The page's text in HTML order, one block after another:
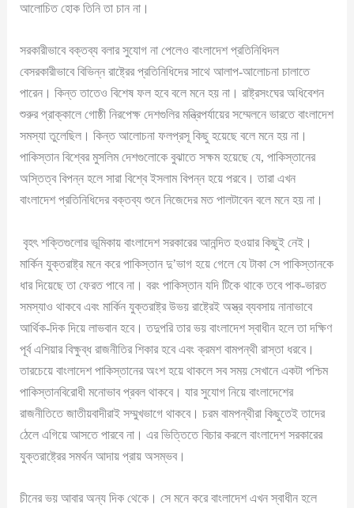
আলোচিত হোক তিনি তা চান না।
সরকারীভাবে বক্তব্য বলার সুযোগ না পেলেও বাংলাদেশ প্রতিনিধিদল
বেসরকারীভাবে বিভিন্ন রাষ্ট্রের প্রতিনিধিদের সাথে আলাপ-আলোচনা চালাতে
পারেন। কিন্ত তাতেও বিশেষ ফল হবে বলে মনে হয় না। রাষ্ট্রসংঘের অধিবেশন
শুরুর প্রাক্কালে গোষ্ঠী নিরপেক্ষ দেশগুলির মন্ত্রিপর্যায়ের সম্মেলনে ভারতে বাংলাদেশ
সমস্যা তুলেছিল। কিন্ত আলোচনা ফলপ্রসূ কিছু হয়েছে বলে মনে হয় না।
পাকিস্তান বিশ্বের মুসলিম দেশগুলোকে বুঝাতে সক্ষম হয়েছে যে, পাকিস্তানের
অস্তিত্ব বিপন্ন হলে সারা বিশ্বে ইসলাম বিপন্ন হয়ে পরবে। তারা এখন
বাংলাদেশ প্রতিনিধিদের বক্তব্য শুনে নিজেদের মত পালটাবেন বলে মনে হয় না।
বৃহৎ শক্তিগুলোর ভূমিকায় বাংলাদেশ সরকারের আনন্দিত হওয়ার কিছুই নেই।
মার্কিন যুক্তরাষ্ট্র মনে করে পাকিস্তান দু’ভাগ হয়ে গেলে যে টাকা সে পাকিস্তানকে
ধার দিয়েছে তা ফেরত পাবে না। বরং পাকিস্তান যদি টিকে থাকে তবে পাক-ভারত
সমস্যাও থাকবে এবং মার্কিন যুক্তরাষ্ট্র উভয় রাষ্ট্রেই অস্ত্র ব্যবসায় নানাভাবে
আর্থিক-দিক দিয়ে লাভবান হবে। তদুপরি তার ভয় বাংলাদেশ স্বাধীন হলে তা দক্ষিণ
পূর্ব এশিয়ার বিক্ষুব্ধ রাজনীতির শিকার হবে এবং ক্রমশ বামপন্থী রাস্তা ধরবে।
তারচেয়ে বাংলাদেশ পাকিস্তানের অংশ হয়ে থাকলে সব সময় সেখানে একটা পশ্চিম
পাকিস্তানবিরোধী মনোভাব প্রবল থাকবে। যার সুযোগ নিয়ে বাংলাদেশের
রাজনীতিতে জাতীয়বাদীরাই সম্মুখভাগে থাকবে। চরম বামপন্থীরা কিছুতেই তাদের
ঠেলে এগিয়ে আসতে পারবে না। এর ভিত্তিতে বিচার করলে বাংলাদেশ সরকারের
যুক্তরাষ্ট্রের সমর্থন আদায় প্রায় অসম্ভব।
চীনের ভয় আবার অন্য দিক থেকে। সে মনে করে বাংলাদেশ এখন স্বাধীন হলে